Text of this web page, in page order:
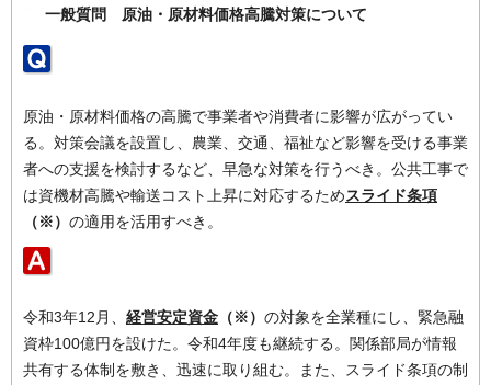
一般質問 原油・原材料価格高騰対策について
原油・原材料価格の高騰で事業者や消費者に影響が広がってい
る。対策会議を設置し、農業、交通、福祉など影響を受ける事業
者への支援を検討するなど、早急な対策を行うべき。公共工事で
は資機材高騰や輸送コスト上昇に対応するためスライド条項
（※） の適用を活用すべき。
令和3年12月、 経営安定資金 （※） の対象を全業種にし、緊急融
資枠100億円を設けた。令和4年度も継続する。関係部局が情報
共有する体制を敷き、迅速に取り組む。また、スライド条項の制